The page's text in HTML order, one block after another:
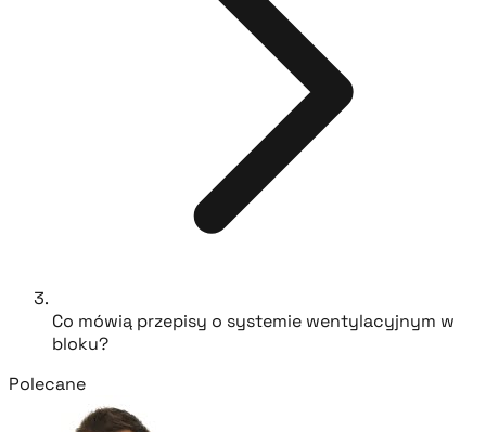
Co mówią przepisy o systemie wentylacyjnym w
bloku?
Polecane